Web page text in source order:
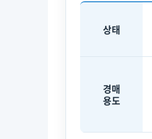
상태
경매
용도